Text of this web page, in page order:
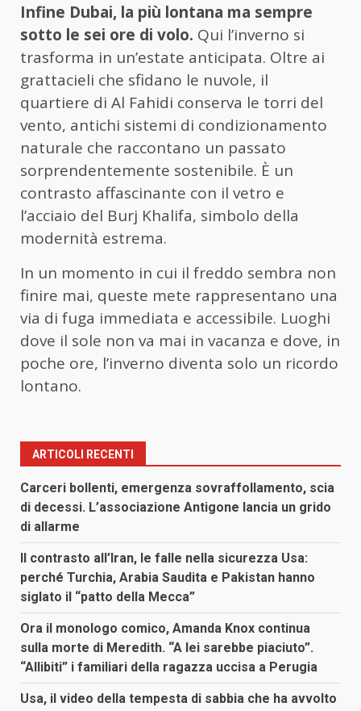
Infine Dubai, la più lontana ma sempre
sotto le sei ore di volo. Qui l’inverno si
trasforma in un’estate anticipata. Oltre ai
grattacieli che sfidano le nuvole, il
quartiere di Al Fahidi conserva le torri del
vento, antichi sistemi di condizionamento
naturale che raccontano un passato
sorprendentemente sostenibile. È un
contrasto affascinante con il vetro e
l’acciaio del Burj Khalifa, simbolo della
modernità estrema.
In un momento in cui il freddo sembra non
finire mai, queste mete rappresentano una
via di fuga immediata e accessibile. Luoghi
dove il sole non va mai in vacanza e dove, in
poche ore, l’inverno diventa solo un ricordo
lontano.
ARTICOLI RECENTI
Carceri bollenti, emergenza sovraffollamento, scia
di decessi. L’associazione Antigone lancia un grido
di allarme
Il contrasto all’Iran, le falle nella sicurezza Usa:
perché Turchia, Arabia Saudita e Pakistan hanno
siglato il “patto della Mecca”
Ora il monologo comico, Amanda Knox continua
sulla morte di Meredith. “A lei sarebbe piaciuto”.
“Allibiti” i familiari della ragazza uccisa a Perugia
Usa, il video della tempesta di sabbia che ha avvolto